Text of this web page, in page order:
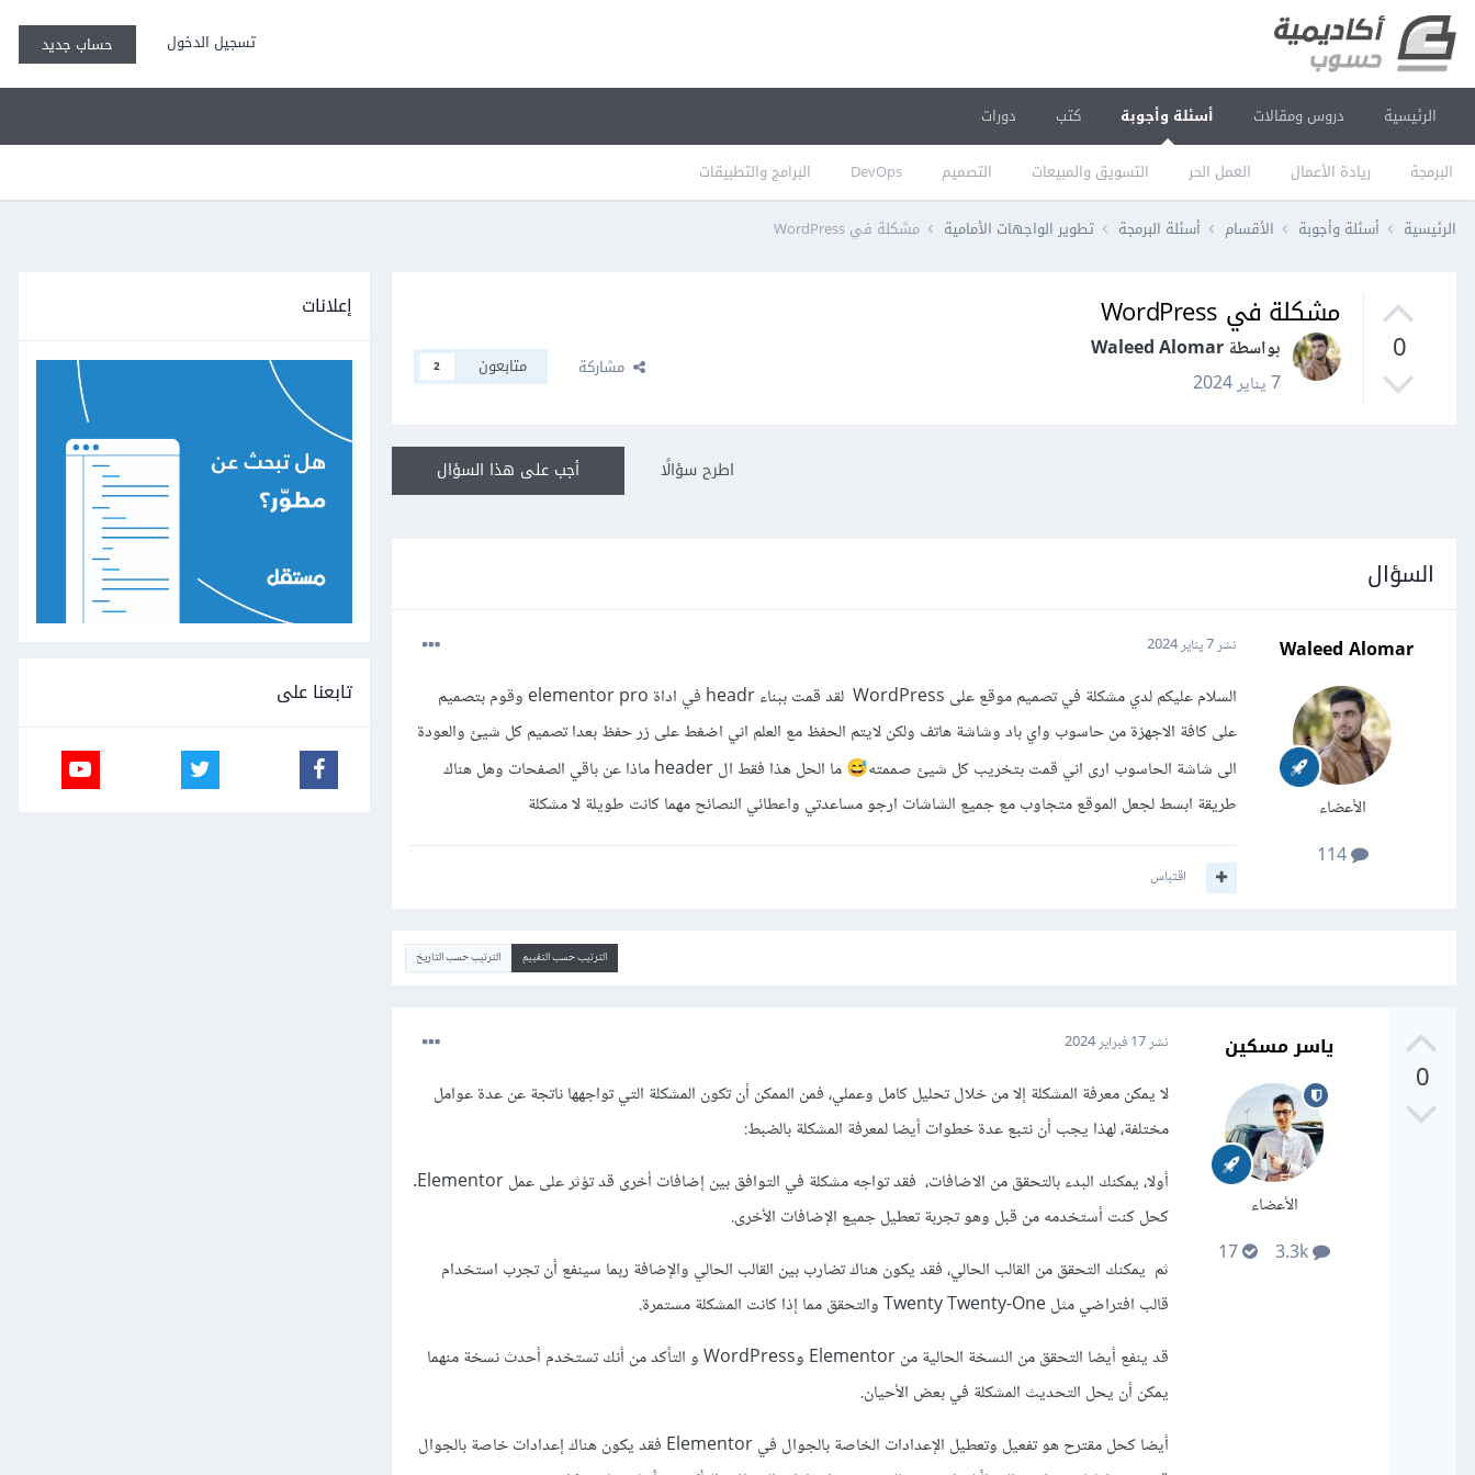
تسجيل الدخول حساب جديد
الرئيسية دروس ومقالات أسئلة وأجوبة
البرمجة ريادة الأعمال العمل الحر التسويق والمبيعات التصميم DevOps البرامج والتطبيقات
كتب دورات
الرئيسية أسئلة وأجوبة الأقسام أسئلة البرمجة تطوير الواجهات الأمامية مشكلة في WordPress
0
مشكلة في WordPress
بواسطة Waleed Alomar
7 يناير 2024
مشاركة متابعون 2
أجب على هذا السؤال اطرح سؤالًا
السؤال
Waleed Alomar
الأعضاء
114
نشر7 يناير 2024
السلام عليكم لدي مشكلة في تصميم موقع على WordPress لقد قمت ببناء headr في اداة elementor pro وقوم بتصميم
على كافة الاجهزة من حاسوب واي باد وشاشة هاتف ولكن لايتم الحفظ مع العلم اني اضغط على زر حفظ بعدا تصميم كل شيئ والعودة
الى شاشة الحاسوب ارى اني قمت بتخريب كل شيئ صممته😅
ما الحل هذا فقط ال header ماذا عن باقي الصفحات وهل هناك
طريقة ابسط لجعل الموقع متجاوب مع جميع الشاشات ارجو مساعدتي واعطائي النصائح مهما كانت طويلة لا مشكلة
اقتباس
الترتيب حسب التقييم الترتيب حسب التاريخ
0
ياسر مسكين
الأعضاء
نشر17 فبراير 2024
لا يمكن معرفة المشكلة إلا من خلال تحليل كامل وعملي، فمن الممكن أن تكون المشكلة التي تواجهها ناتجة عن عدة عوامل
مختلفة، لهذا يجب أن نتبع عدة خطوات أيضا لمعرفة المشكلة بالضبط:
أولا، يمكنك البدء بالتحقق من الاضافات، فقد تواجه مشكلة في التوافق بين إضافات أخرى قد تؤثر على عمل Elementor.
كحل كنت أستخدمه من قبل وهو تجربة تعطيل جميع الإضافات الأخرى.
ثم يمكنك التحقق من القالب الحالي، فقد يكون هناك تضارب بين القالب الحالي والإضافة ربما سينفع أن تجرب استخدام
قالب افتراضي مثل Twenty Twenty-One والتحقق مما إذا كانت المشكلة مستمرة.
قد ينفع أيضا التحقق من النسخة الحالية من Elementor وWordPress و التأكد من أنك تستخدم أحدث نسخة منهما
يمكن أن يحل التحديث المشكلة في بعض الأحيان.
أيضا كحل مقترح هو تفعيل وتعطيل الإعدادات الخاصة بالجوال في Elementor فقد يكون هناك إعدادات خاصة بالجوال
إعلانات
تابعنا على